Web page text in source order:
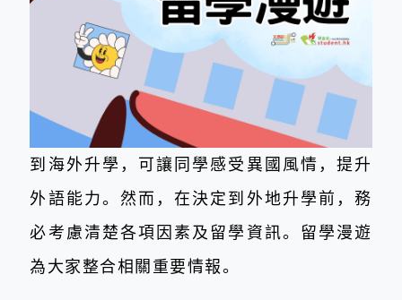
到海外升學，可讓同學感受異國風情，提升
外語能力。然而，在決定到外地升學前，務
必考慮清楚各項因素及留學資訊。留學漫遊
為大家整合相關重要情報。